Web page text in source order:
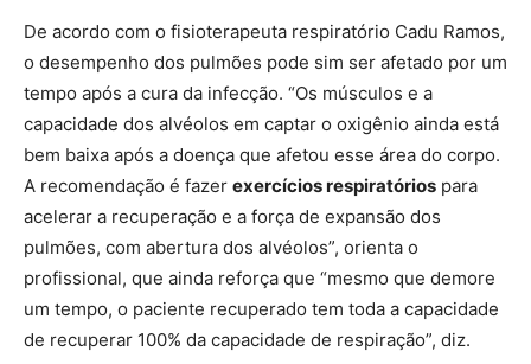
De acordo com o fisioterapeuta respiratório Cadu Ramos,
o desempenho dos pulmões pode sim ser afetado por um
tempo após a cura da infecção. “Os músculos e a
capacidade dos alvéolos em captar o oxigênio ainda está
bem baixa após a doença que afetou esse área do corpo.
A recomendação é fazer exercícios respiratórios para
acelerar a recuperação e a força de expansão dos
pulmões, com abertura dos alvéolos”, orienta o
profissional, que ainda reforça que “mesmo que demore
um tempo, o paciente recuperado tem toda a capacidade
de recuperar 100% da capacidade de respiração”, diz.